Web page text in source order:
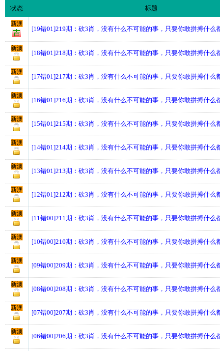
状态 标题
新澳
[19错01]219期：砍3肖，没有什么不可能的事，只要你敢拼搏什么
新澳
[18错01]218期：砍3肖，没有什么不可能的事，只要你敢拼搏什么
新澳
[17错01]217期：砍3肖，没有什么不可能的事，只要你敢拼搏什么
新澳
[16错01]216期：砍3肖，没有什么不可能的事，只要你敢拼搏什么
新澳
[15错01]215期：砍3肖，没有什么不可能的事，只要你敢拼搏什么
新澳
[14错01]214期：砍3肖，没有什么不可能的事，只要你敢拼搏什么
新澳
[13错01]213期：砍3肖，没有什么不可能的事，只要你敢拼搏什么
新澳
[12错01]212期：砍3肖，没有什么不可能的事，只要你敢拼搏什么
新澳
[11错00]211期：砍3肖，没有什么不可能的事，只要你敢拼搏什么
新澳
[10错00]210期：砍3肖，没有什么不可能的事，只要你敢拼搏什么
新澳
[09错00]209期：砍3肖，没有什么不可能的事，只要你敢拼搏什么
新澳
[08错00]208期：砍3肖，没有什么不可能的事，只要你敢拼搏什么
新澳
[07错00]207期：砍3肖，没有什么不可能的事，只要你敢拼搏什么
新澳
[06错00]206期：砍3肖，没有什么不可能的事，只要你敢拼搏什么